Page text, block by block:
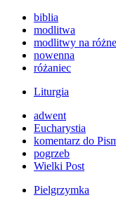
biblia
modlitwa
modlitwy na
nowenna
różaniec
Liturgia
adwent
Eucharystia
komentarz do
pogrzeb
Wielki Post
Pielgrzymka